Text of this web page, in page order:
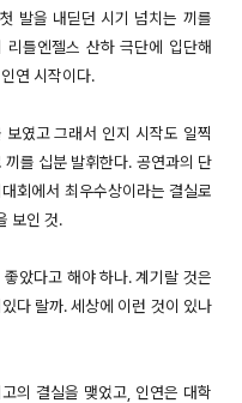
발을 내딛던 시기 넘치는 끼를
틀엔젤스 산하 극단에 입단해
연 시작이다.
였고 그래서 인지 시작도 일찍
를 십분 발휘한다. 공연과의 단
회에서 최우수상이라는 결실로
보인 것.
았다고 해야 하나. 계기랄 것은
다 랄까. 세상에 이런 것이 있나
의 결실을 맺었고, 인연은 대학